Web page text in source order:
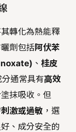
轉化為熱能釋
劑包括阿伏苯
、 桂皮
通常具有高效
抹吸收。但
激或過敏 ，選
、成分安全的